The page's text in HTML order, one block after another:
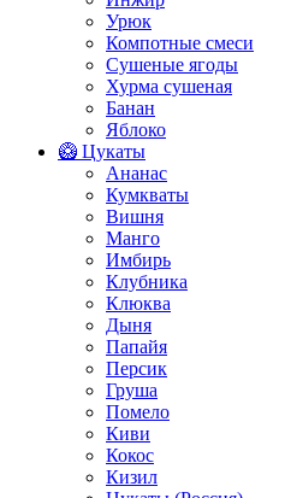
Урюк
Компотные смеси
Сушеные ягоды
Хурма сушеная
Банан
Яблоко
🥝 Цукаты
Ананас
Кумкваты
Вишня
Манго
Имбирь
Клубника
Клюква
Дыня
Папайя
Персик
Груша
Помело
Киви
Кокос
Кизил